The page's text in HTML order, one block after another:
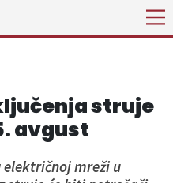
struje
avgust
mreži u